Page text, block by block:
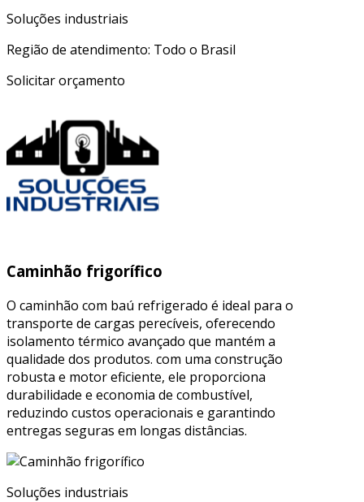
Soluções industriais
Região de atendimento: Todo o Brasil
Solicitar orçamento
Caminhão frigorífico
O caminhão com baú refrigerado é ideal para o
transporte de cargas perecíveis, oferecendo
isolamento térmico avançado que mantém a
qualidade dos produtos. com uma construção
robusta e motor eficiente, ele proporciona
durabilidade e economia de combustível,
reduzindo custos operacionais e garantindo
entregas seguras em longas distâncias.
Soluções industriais